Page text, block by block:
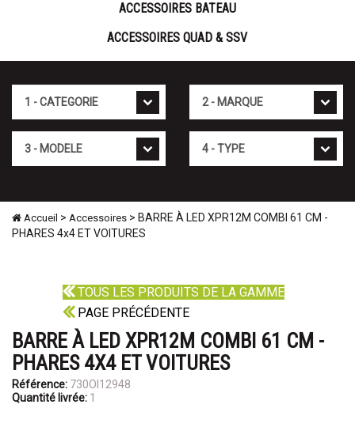
ACCESSOIRES BATEAU
ACCESSOIRES QUAD & SSV
Accueil > Accessoires > BARRE À LED XPR12M COMBI 61 CM -
PHARES 4x4 ET VOITURES
TOUS LES PRODUITS DE LA GAMME
PAGE PRÉCÉDENTE
BARRE À LED XPR12M COMBI 61 CM -
PHARES 4X4 ET VOITURES
Référence: 730OI12948
Quantité livrée: 1